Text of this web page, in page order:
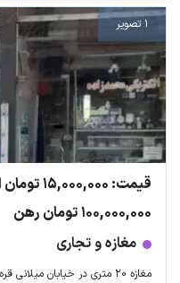
1 تصویر
قیمت: 15,000,000 تومان اجاره
100,000,000 تومان رهن
مغازه و تجاری
مغازه ۲۰ متری در خیابان میلانی قره آغاج